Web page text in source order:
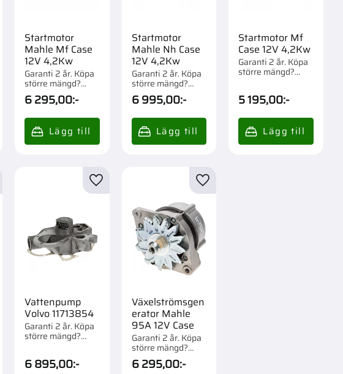
Startmotor
Mahle Mf Case
12V 4,2Kw
Garanti 2 år. Köpa
större mängd?
Förpackad om 1 st.
6 295,00:-
Startmotor
Mahle Nh Case
12V 4,2Kw
Garanti 2 år. Köpa
större mängd?
Förpackad om 1 st.
6 995,00:-
Startmotor Mf
Case 12V 4,2Kw
Garanti 2 år. Köpa
större mängd?
5 195,00:-
till i favoriter
Vattenpump
Volvo 11713854
Garanti 2 år. Köpa
större mängd?
6 895,00:-
Lägg till i favoriter
Växelströmsgen
erator Mahle
95A 12V Case
Garanti 2 år. Köpa
större mängd?
Förpackad om 1 st.
6 295,00:-
Lägg till i favoriter